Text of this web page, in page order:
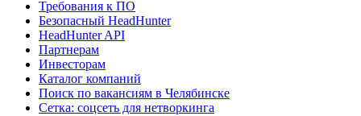
Требования к ПО
Безопасный HeadHunter
HeadHunter API
Партнерам
Инвесторам
Каталог компаний
Поиск по вакансиям в Челябинске
Сетка: соцсеть для нетворкинга